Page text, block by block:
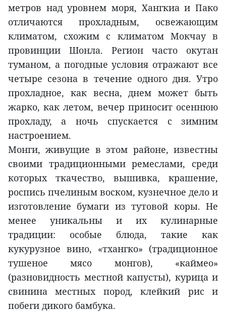
метров над уровнем моря, Хангкиа и Пако
отличаются прохладным, освежающим
климатом, схожим с климатом Мокчау в
провинции Шонла. Регион часто окутан
туманом, а погодные условия отражают все
четыре сезона в течение одного дня. Утро
прохладное, как весна, днем может быть
жарко, как летом, вечер приносит осеннюю
прохладу, а ночь спускается с зимним
настроением.
Монги, живущие в этом районе, известны
своими традиционными ремеслами, среди
которых ткачество, вышивка, крашение,
роспись пчелиным воском, кузнечное дело и
изготовление бумаги из тутовой коры. Не
менее уникальны и их кулинарные
традиции: особые блюда, такие как
кукурузное вино, «тхангко» (традиционное
тушеное мясо монгов), «каймео»
(разновидность местной капусты), курица и
свинина местных пород, клейкий рис и
побеги дикого бамбука.